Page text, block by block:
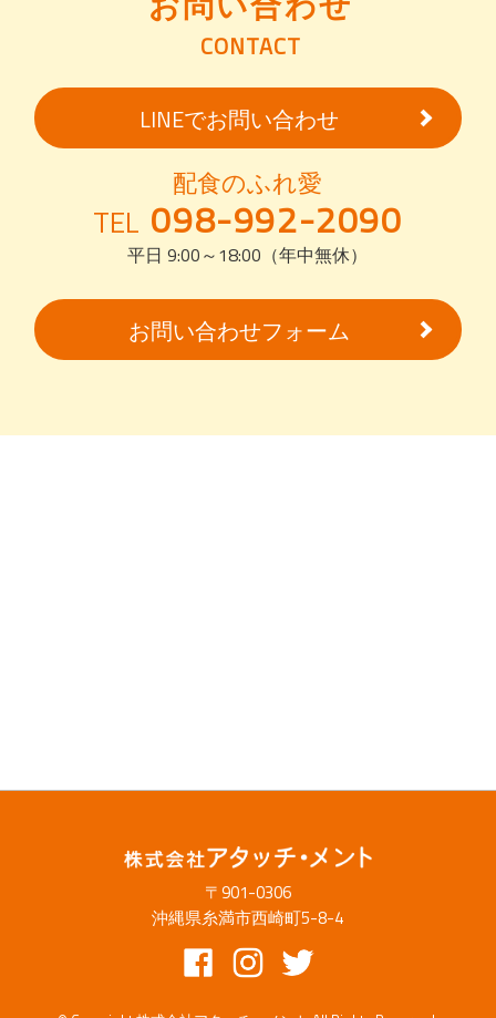
CONTACT
LINEでお問い合わせ
配食のふれ愛
TEL 098-992-2090
平日 9:00～18:00（年中無休）
お問い合わせフォーム
〒901-0306
沖縄県糸満市西崎町5-8-4